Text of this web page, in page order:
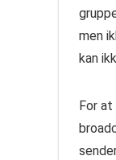
men
kan
For